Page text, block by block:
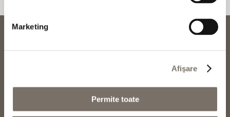
Marketing
Afişare
Permite toate